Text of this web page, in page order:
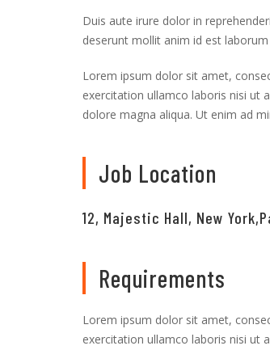
Duis aute irure dolor in
deserunt mollit anim id est laborum
Lorem ipsum dolor sit amet,
exercitation ullamco laboris nisi ut
dolore magna aliqua. Ut enim ad
Job Location
12, Majestic Hall, New
Requirements
Lorem ipsum dolor sit amet,
exercitation ullamco laboris nisi ut